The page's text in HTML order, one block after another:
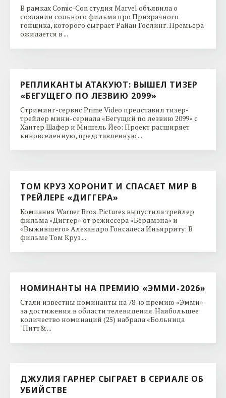
В рамках Comic-Con студия Marvel объявила о
создании сольного фильма про Призрачного
гонщика, которого сыграет Райан Гослинг. Премьера
ожидается в ...
РЕПЛИКАНТЫ АТАКУЮТ: ВЫШЕЛ ТИЗЕР
«БЕГУЩЕГО ПО ЛЕЗВИЮ 2099»
Стриминг-сервис Prime Video представил тизер-
трейлер мини-сериала «Бегущий по лезвию 2099» с
Хантер Шафер и Мишель Йео: Проект расширяет
киновселенную, представленную ...
ТОМ КРУЗ ХОРОНИТ И СПАСАЕТ МИР В
ТРЕЙЛЕРЕ «ДИГГЕРА»
Компания Warner Bros. Pictures выпустила трейлер
фильма «Диггер» от режиссера «Бёрдмэна» и
«Выжившего» Алехандро Гонсалеса Иньярриту: В
фильме Том Круз ...
НОМИНАНТЫ НА ПРЕМИЮ «ЭММИ-2026»
Стали известны номинанты на 78-ю премию «Эмми»
за достижения в области телевидения. Наибольшее
количество номинаций (25) набрала «Больница
"Питт& ...
ДЖУЛИЯ ГАРНЕР СЫГРАЕТ В СЕРИАЛЕ ОБ
УБИЙСТВЕ